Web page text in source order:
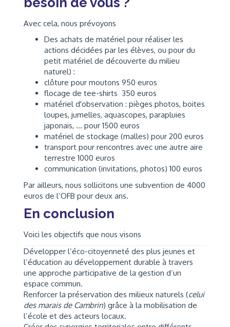
Avec cela, nous prévoyons
Des achats de matériel pour réaliser les
actions décidées par les élèves, ou pour du
petit matériel de découverte du milieu
naturel) :
clôture pour moutons 950 euros
flocage de tee-shirts 350 euros
matériel d'observation : pièges photos, boites
loupes, jumelles, aquascopes, parapluies
japonais, ... pour 1500 euros
matériel de stockage (malles) pour 200 euros
transport pour rencontres avec une autre aire
terrestre 1000 euros
communication (invitations, photos) 100 euros
Par ailleurs, nous sollicitons une subvention de 4000
euros de l’OFB pour deux ans.
En conclusion
Voici les objectifs que nous visons
Développer l’éco-citoyenneté des plus jeunes et
l’éducation au développement durable à travers
une approche participative de la gestion d’un
espace commun.
Renforcer la préservation des milieux naturels (celui
des marais de Cambrin) grâce à la mobilisation de
l’école et des acteurs locaux.